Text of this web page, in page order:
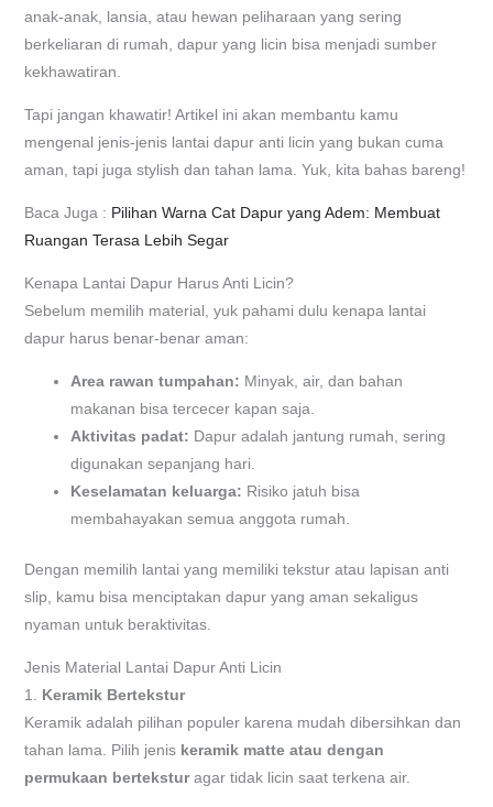
anak-anak, lansia, atau hewan peliharaan yang sering
berkeliaran di rumah, dapur yang licin bisa menjadi sumber
kekhawatiran.
Tapi jangan khawatir! Artikel ini akan membantu kamu
mengenal jenis-jenis lantai dapur anti licin yang bukan cuma
aman, tapi juga stylish dan tahan lama. Yuk, kita bahas bareng!
Baca Juga : Pilihan Warna Cat Dapur yang Adem: Membuat
Ruangan Terasa Lebih Segar
Kenapa Lantai Dapur Harus Anti Licin?
Sebelum memilih material, yuk pahami dulu kenapa lantai
dapur harus benar-benar aman:
Area rawan tumpahan: Minyak, air, dan bahan
makanan bisa tercecer kapan saja.
Aktivitas padat: Dapur adalah jantung rumah, sering
digunakan sepanjang hari.
Keselamatan keluarga: Risiko jatuh bisa
membahayakan semua anggota rumah.
Dengan memilih lantai yang memiliki tekstur atau lapisan anti
slip, kamu bisa menciptakan dapur yang aman sekaligus
nyaman untuk beraktivitas.
Jenis Material Lantai Dapur Anti Licin
1. Keramik Bertekstur
Keramik adalah pilihan populer karena mudah dibersihkan dan
tahan lama. Pilih jenis keramik matte atau dengan
permukaan berteksturagar tidak licin saat terkena air.